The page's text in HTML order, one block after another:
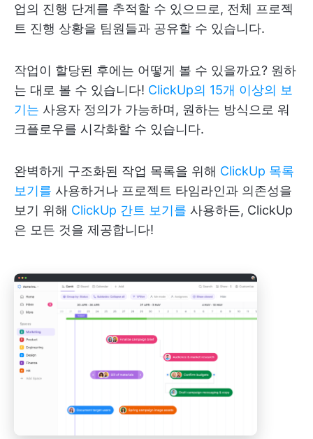
업의 진행 단계를 추적할 수 있으므로, 전체 프로젝
트 진행 상황을 팀원들과 공유할 수 있습니다.
작업이 할당된 후에는 어떻게 볼 수 있을까요? 원하
는 대로 볼 수 있습니다! ClickUp의 15개 이상의 보
기는 사용자 정의가 가능하며, 원하는 방식으로 워
크플로우를 시각화할 수 있습니다.
완벽하게 구조화된 작업 목록을 위해 ClickUp 목록
보기를 사용하거나 프로젝트 타임라인과 의존성을
보기 위해 ClickUp 간트 보기를 사용하든, ClickUp
은 모든 것을 제공합니다!